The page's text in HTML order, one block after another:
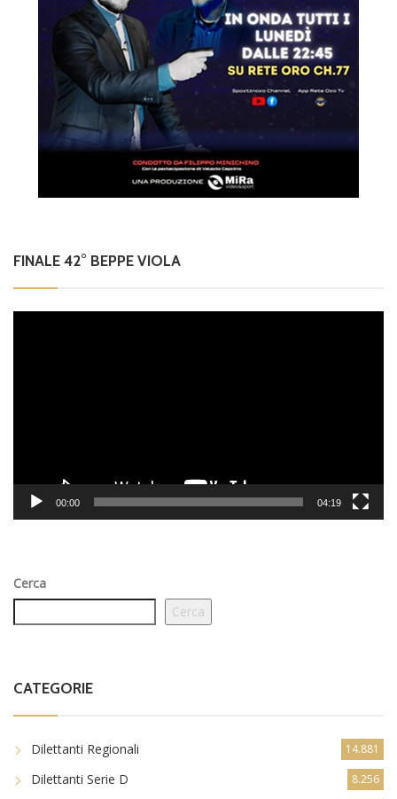
FINALE 42° BEPPE VIOLA
00:00 04:19
Cerca
Cerca
CATEGORIE
Dilettanti Regionali 14.881
Dilettanti Serie D 8.256